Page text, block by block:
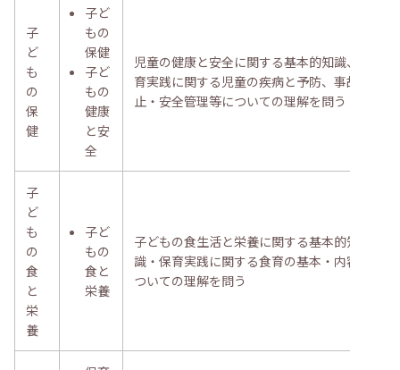
子
ど
も
の
保
健
子ど
もの
保健
子ど
もの
健康
と安
全
児童の健康と安全に関する基本的知識、保
育実践に関する児童の疾病と予防、事故防
止・安全管理等についての理解を問う
子
ど
も
の
食
と
栄
養
子ど
もの
食と
栄養
子どもの食生活と栄養に関する基本的知
識・保育実践に関する食育の基本・内容に
ついての理解を問う